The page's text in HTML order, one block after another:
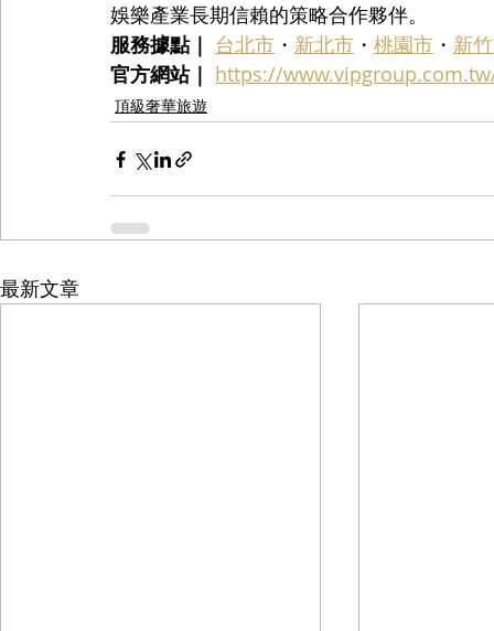
娛樂產業長期信賴的策略合作夥伴。
服務據點｜ 台北市 ・ 新北市 ・ 桃園市 ・ 新
官方網站｜ https://
頂級奢華旅遊
最新文章